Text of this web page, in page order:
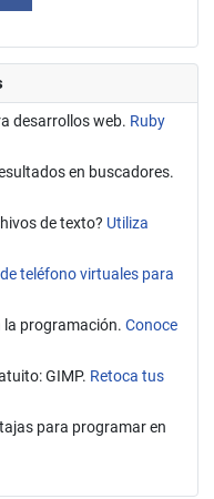
desarrollos web. Ruby
en buscadores.
de texto? Utiliza
teléfono virtuales para
la programación. Conoce
GIMP. Retoca tus
para programar en